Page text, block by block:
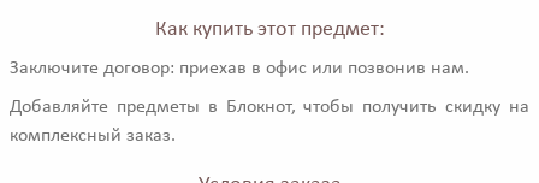
Как купить этот предмет:
Заключите договор: приехав в офис или позвонив нам.
Добавляйте предметы в Блокнот, чтобы получить скидку на
комплексный заказ.